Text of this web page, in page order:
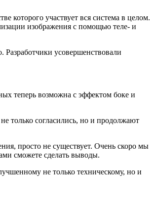
которого участвует вся система в целом.
изображения c помощью теле- и
усовершенствовали
теперь возможна с эффектом боке и
только согласились, но и продолжают
просто не существует. Очень скоро мы
сможете сделать выводы.
не только техническому, но и